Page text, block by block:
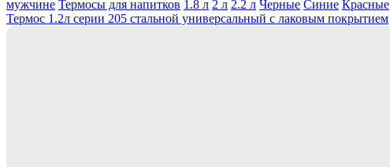
мужчине Термосы для напитков 1.8 л 2 л 2.2 л Черные Синие Красные
Термос 1.2л серии 205 стальной универсальный с лаковым покрытием